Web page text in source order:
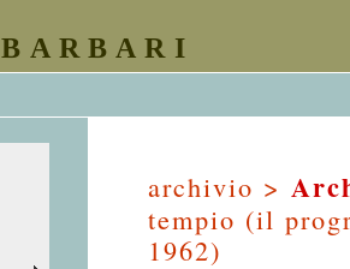
archivio >
tempio (il
1962)